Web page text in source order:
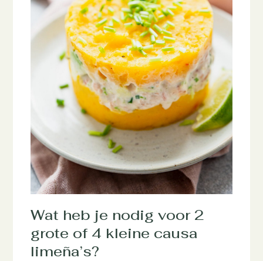
Wat heb je nodig voor 2
grote of 4 kleine causa
limeña’s?